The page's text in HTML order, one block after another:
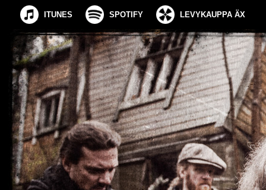
ITUNES SPOTIFY LEVYKAUPPA ÄX